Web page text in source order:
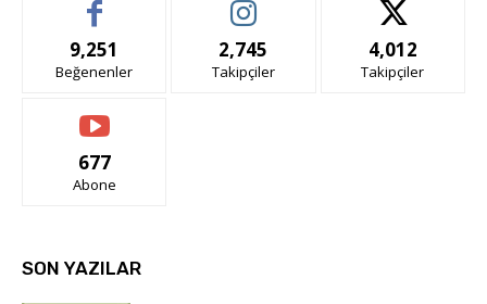
9,251
Beğenenler
2,745
Takipçiler
4,012
Takipçiler
677
Abone
SON YAZILAR